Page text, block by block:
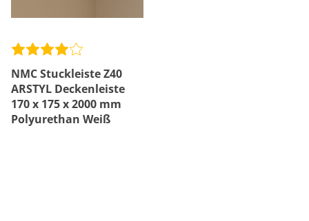
NMC Stuckleiste Z40
ARSTYL Deckenleiste
170 x 175 x 2000 mm
Polyurethan Weiß